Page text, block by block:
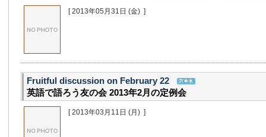
[ 2013年05月31日 (金) ]
Fruitful discussion on February 22
英語で語ろう友の会 2013年2月の定例会
[ 2013年03月11日 (月) ]